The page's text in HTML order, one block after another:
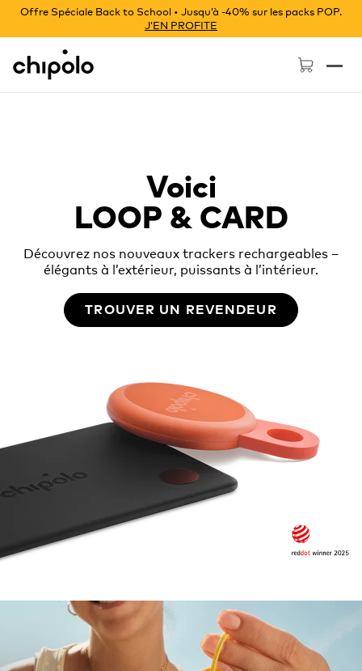
Offre Spéciale Back to School • Jusqu’à -40% sur les packs POP.
J’EN PROFITE
Chipolo - Home page
Voici
LOOP & CARD
Découvrez nos nouveaux trackers rechargeables –
élégants à l’extérieur, puissants à l’intérieur.
TROUVER UN REVENDEUR